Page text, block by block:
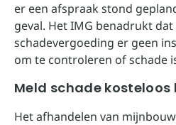
er een afspraak stond
geval. Het IMG benadrukt
schadevergoeding er geen
om te controleren of schade
Meld schade kosteloos
Het afhandelen van